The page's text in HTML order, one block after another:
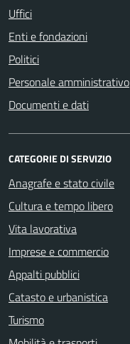
Uffici
Enti e fondazioni
Politici
Personale amministrativo
Documenti e dati
CATEGORIE DI SERVIZIO
Anagrafe e stato civile
Cultura e tempo libero
Vita lavorativa
Imprese e commercio
Appalti pubblici
Catasto e urbanistica
Turismo